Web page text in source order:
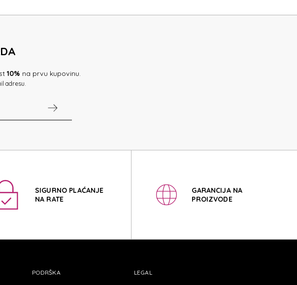
10% na prvu kupovinu.
adresu.
SIGURNO PLAĆANJE
NA RATE
GARANCIJA NA
PROIZVODE
PODRŠKA LEGAL